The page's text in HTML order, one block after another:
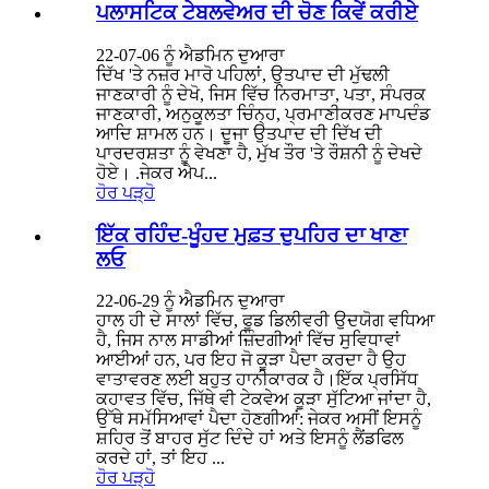
ਪਲਾਸਟਿਕ ਟੇਬਲਵੇਅਰ ਦੀ ਚੋਣ ਕਿਵੇਂ ਕਰੀਏ
22-07-06 ਨੂੰ ਐਡਮਿਨ ਦੁਆਰਾ
ਦਿੱਖ 'ਤੇ ਨਜ਼ਰ ਮਾਰੋ ਪਹਿਲਾਂ, ਉਤਪਾਦ ਦੀ ਮੁੱਢਲੀ
ਜਾਣਕਾਰੀ ਨੂੰ ਦੇਖੋ, ਜਿਸ ਵਿੱਚ ਨਿਰਮਾਤਾ, ਪਤਾ, ਸੰਪਰਕ
ਜਾਣਕਾਰੀ, ਅਨੁਕੂਲਤਾ ਚਿੰਨ੍ਹ, ਪ੍ਰਮਾਣੀਕਰਣ ਮਾਪਦੰਡ
ਆਦਿ ਸ਼ਾਮਲ ਹਨ। ਦੂਜਾ ਉਤਪਾਦ ਦੀ ਦਿੱਖ ਦੀ
ਪਾਰਦਰਸ਼ਤਾ ਨੂੰ ਵੇਖਣਾ ਹੈ, ਮੁੱਖ ਤੌਰ 'ਤੇ ਰੌਸ਼ਨੀ ਨੂੰ ਦੇਖਦੇ
ਹੋਏ। .ਜੇਕਰ ਐਪ...
ਹੋਰ ਪੜ੍ਹੋ
ਇੱਕ ਰਹਿੰਦ-ਖੂੰਹਦ ਮੁਫ਼ਤ ਦੁਪਹਿਰ ਦਾ ਖਾਣਾ
ਲਓ
22-06-29 ਨੂੰ ਐਡਮਿਨ ਦੁਆਰਾ
ਹਾਲ ਹੀ ਦੇ ਸਾਲਾਂ ਵਿੱਚ, ਫੂਡ ਡਿਲੀਵਰੀ ਉਦਯੋਗ ਵਧਿਆ
ਹੈ, ਜਿਸ ਨਾਲ ਸਾਡੀਆਂ ਜ਼ਿੰਦਗੀਆਂ ਵਿੱਚ ਸੁਵਿਧਾਵਾਂ
ਆਈਆਂ ਹਨ, ਪਰ ਇਹ ਜੋ ਕੂੜਾ ਪੈਦਾ ਕਰਦਾ ਹੈ ਉਹ
ਵਾਤਾਵਰਣ ਲਈ ਬਹੁਤ ਹਾਨੀਕਾਰਕ ਹੈ।ਇੱਕ ਪ੍ਰਸਿੱਧ
ਕਹਾਵਤ ਵਿੱਚ, ਜਿੱਥੇ ਵੀ ਟੇਕਵੇਅ ਕੂੜਾ ਸੁੱਟਿਆ ਜਾਂਦਾ ਹੈ,
ਉੱਥੇ ਸਮੱਸਿਆਵਾਂ ਪੈਦਾ ਹੋਣਗੀਆਂ: ਜੇਕਰ ਅਸੀਂ ਇਸਨੂੰ
ਸ਼ਹਿਰ ਤੋਂ ਬਾਹਰ ਸੁੱਟ ਦਿੰਦੇ ਹਾਂ ਅਤੇ ਇਸਨੂੰ ਲੈਂਡਫਿਲ
ਕਰਦੇ ਹਾਂ, ਤਾਂ ਇਹ ...
ਹੋਰ ਪੜ੍ਹੋ